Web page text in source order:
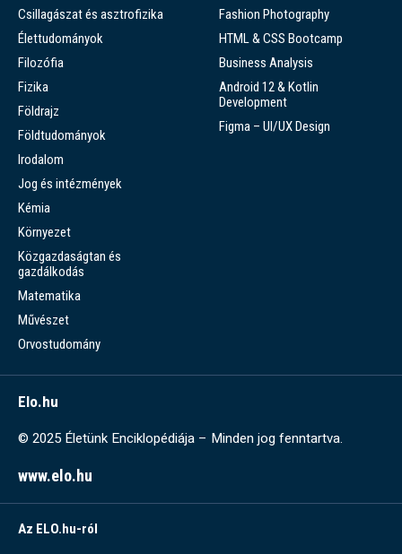
Csillagászat és asztrofizika
Élettudományok
Filozófia
Fizika
Földrajz
Földtudományok
Irodalom
Jog és intézmények
Kémia
Környezet
Közgazdaságtan és
gazdálkodás
Matematika
Művészet
Orvostudomány
Fashion Photography
HTML & CSS Bootcamp
Business Analysis
Android 12 & Kotlin
Development
Figma – UI/UX Design
Elo.hu
© 2025 Életünk Enciklopédiája – Minden jog fenntartva.
www.elo.hu
Az ELO.hu-ról